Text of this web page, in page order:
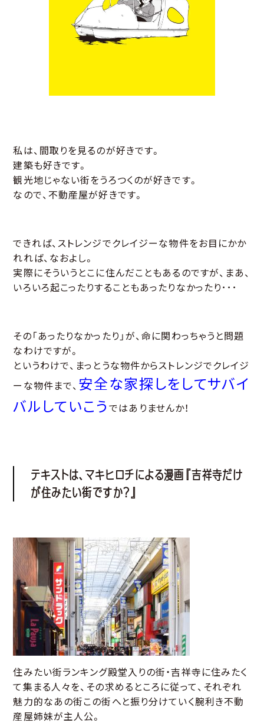
私は、間取りを見るのが好きです。
建築も好きです。
観光地じゃない街をうろつくのが好きです。
なので、不動産屋が好きです。
できれば、ストレンジでクレイジーな物件をお目にかか
れれば、なおよし。
実際にそういうとこに住んだこともあるのですが、まあ、
いろいろ起こったりすることもあったりなかったり･･･
その「あったりなかったり」が、命に関わっちゃうと問題
なわけですが。
というわけで、まっとうな物件からストレンジでクレイジ
ーな物件まで、 安全な家探しをしてサバイ
バルしていこうではありませんか！
テキストは、マキヒロチによる漫画『吉祥寺だけ
が住みたい街ですか？』
住みたい街ランキング殿堂入りの街・吉祥寺に住みたく
て集まる人々を、その求めるところに従って、それぞれ
魅力的なあの街この街へと振り分けていく腕利き不動
産屋姉妹が主人公。